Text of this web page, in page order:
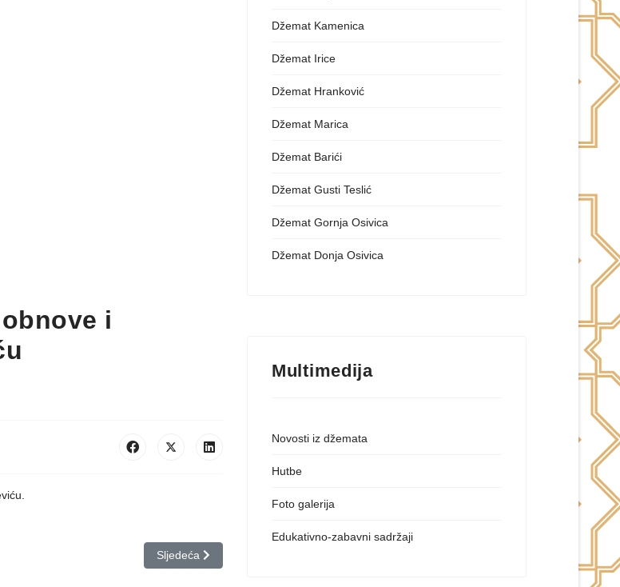
i
Sljedeći članak: Takmičenje polaznika mektepske nastave na nivou Medžlisa Islamske
Sljedeća
Džemat Kamenica
Džemat Irice
Džemat Hranković
Džemat Marica
Džemat Barići
Džemat Gusti Teslić
Džemat Gornja Osivica
Džemat Donja Osivica
Multimedija
Novosti iz džemata
Hutbe
Foto galerija
Edukativno-zabavni sadržaji